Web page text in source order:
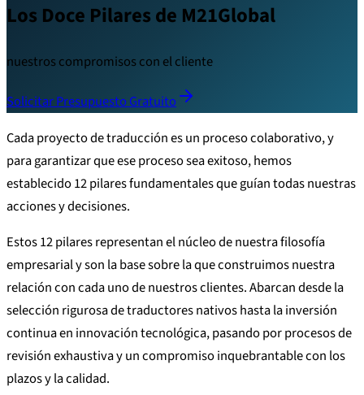
Los Doce Pilares de M21Global
nuestros compromisos con el cliente
Solicitar Presupuesto Gratuito
Cada proyecto de traducción es un proceso colaborativo, y
para garantizar que ese proceso sea exitoso, hemos
establecido 12 pilares fundamentales que guían todas nuestras
acciones y decisiones.
Estos 12 pilares representan el núcleo de nuestra filosofía
empresarial y son la base sobre la que construimos nuestra
relación con cada uno de nuestros clientes. Abarcan desde la
selección rigurosa de traductores nativos hasta la inversión
continua en innovación tecnológica, pasando por procesos de
revisión exhaustiva y un compromiso inquebrantable con los
plazos y la calidad.